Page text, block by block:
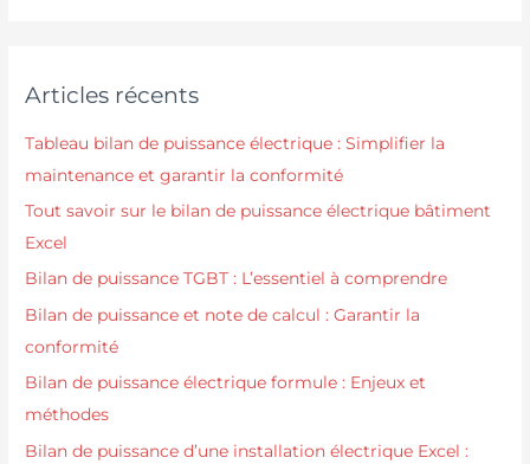
Articles récents
Tableau bilan de puissance électrique : Simplifier la
maintenance et garantir la conformité
Tout savoir sur le bilan de puissance électrique bâtiment
Excel
Bilan de puissance TGBT : L’essentiel à comprendre
Bilan de puissance et note de calcul : Garantir la
conformité
Bilan de puissance électrique formule : Enjeux et
méthodes
Bilan de puissance d’une installation électrique Excel :